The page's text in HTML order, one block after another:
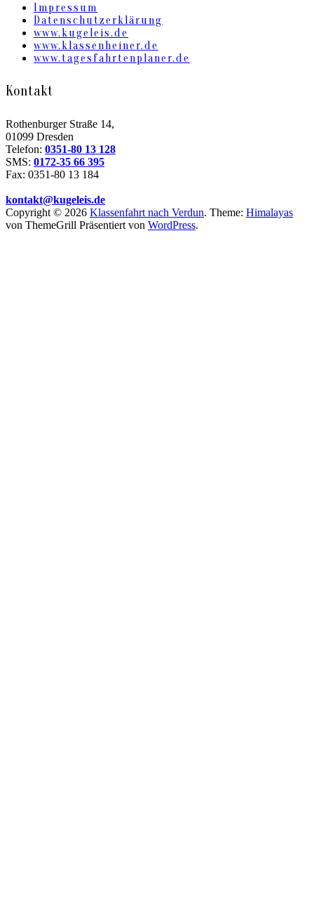
Impressum
Datenschutzerklärung
www.kugeleis.de
www.klassenheiner.de
www.tagesfahrtenplaner.de
Kontakt
Rothenburger Straße 14,
01099 Dresden
Telefon: 0351-80 13 128
SMS: 0172-35 66 395
Fax: 0351-80 13 184
kontakt@kugeleis.de
Copyright © 2026 Klassenfahrt nach Verdun. Theme: Himalayas
von ThemeGrill Präsentiert von WordPress.